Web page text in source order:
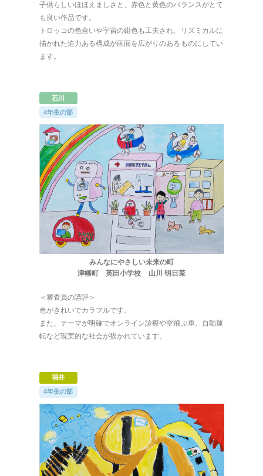
子供らしいほほえましさと、赤色と黄色のバランスがとて
も良い作品です。
トロッコの色合いや宇宙の紺色も工夫され、リズミカルに
描かれた迫力ある構成が画面を広がりのあるものにしてい
ます。
石川
4年生の部
みんなにやさしい未来の町
津幡町 英田小学校 山川 明日菜
＜審査員の講評＞
色がきれいでカラフルです。
また、テーマが明確でオンライン診療や空飛ぶ車、自動運
転など現実的な社会が描かれています。
福井
4年生の部